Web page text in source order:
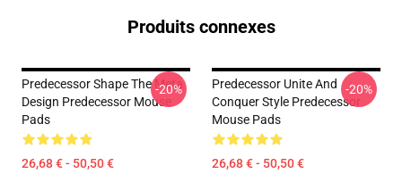
Produits connexes
Predecessor Shape The Meta
Design Predecessor Mouse
Pads
26,68 € - 50,50 €
-20%
Predecessor Unite And
Conquer Style Predecessor
Mouse Pads
26,68 € - 50,50 €
-20%